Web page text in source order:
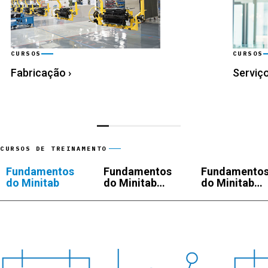
CURSOS
Fabricação ›
CURSOS
CURSOS DE TREINAMENTO
Fundamentos
do Minitab
Fundamentos
do Minitab
do Minitab